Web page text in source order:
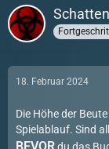
18. Februar 2024
Die Höhe der
Spielablauf. Sind